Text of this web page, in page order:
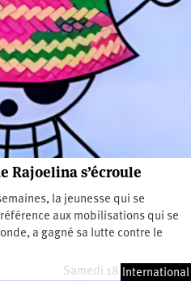
Rajoelina s’écroule
la jeunesse qui se
aux mobilisations qui se
a gagné sa lutte contre le
Samedi 18 octobre 2025
International